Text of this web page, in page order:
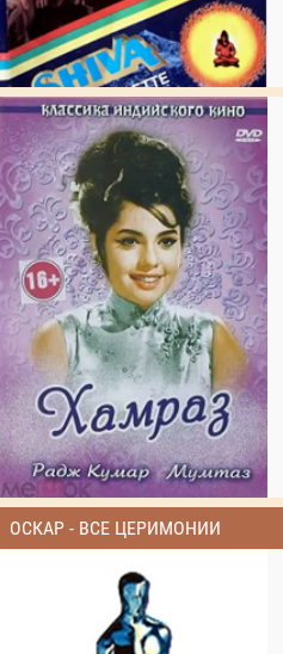
ОСКАР - ВСЕ ЦЕРИМОНИИ